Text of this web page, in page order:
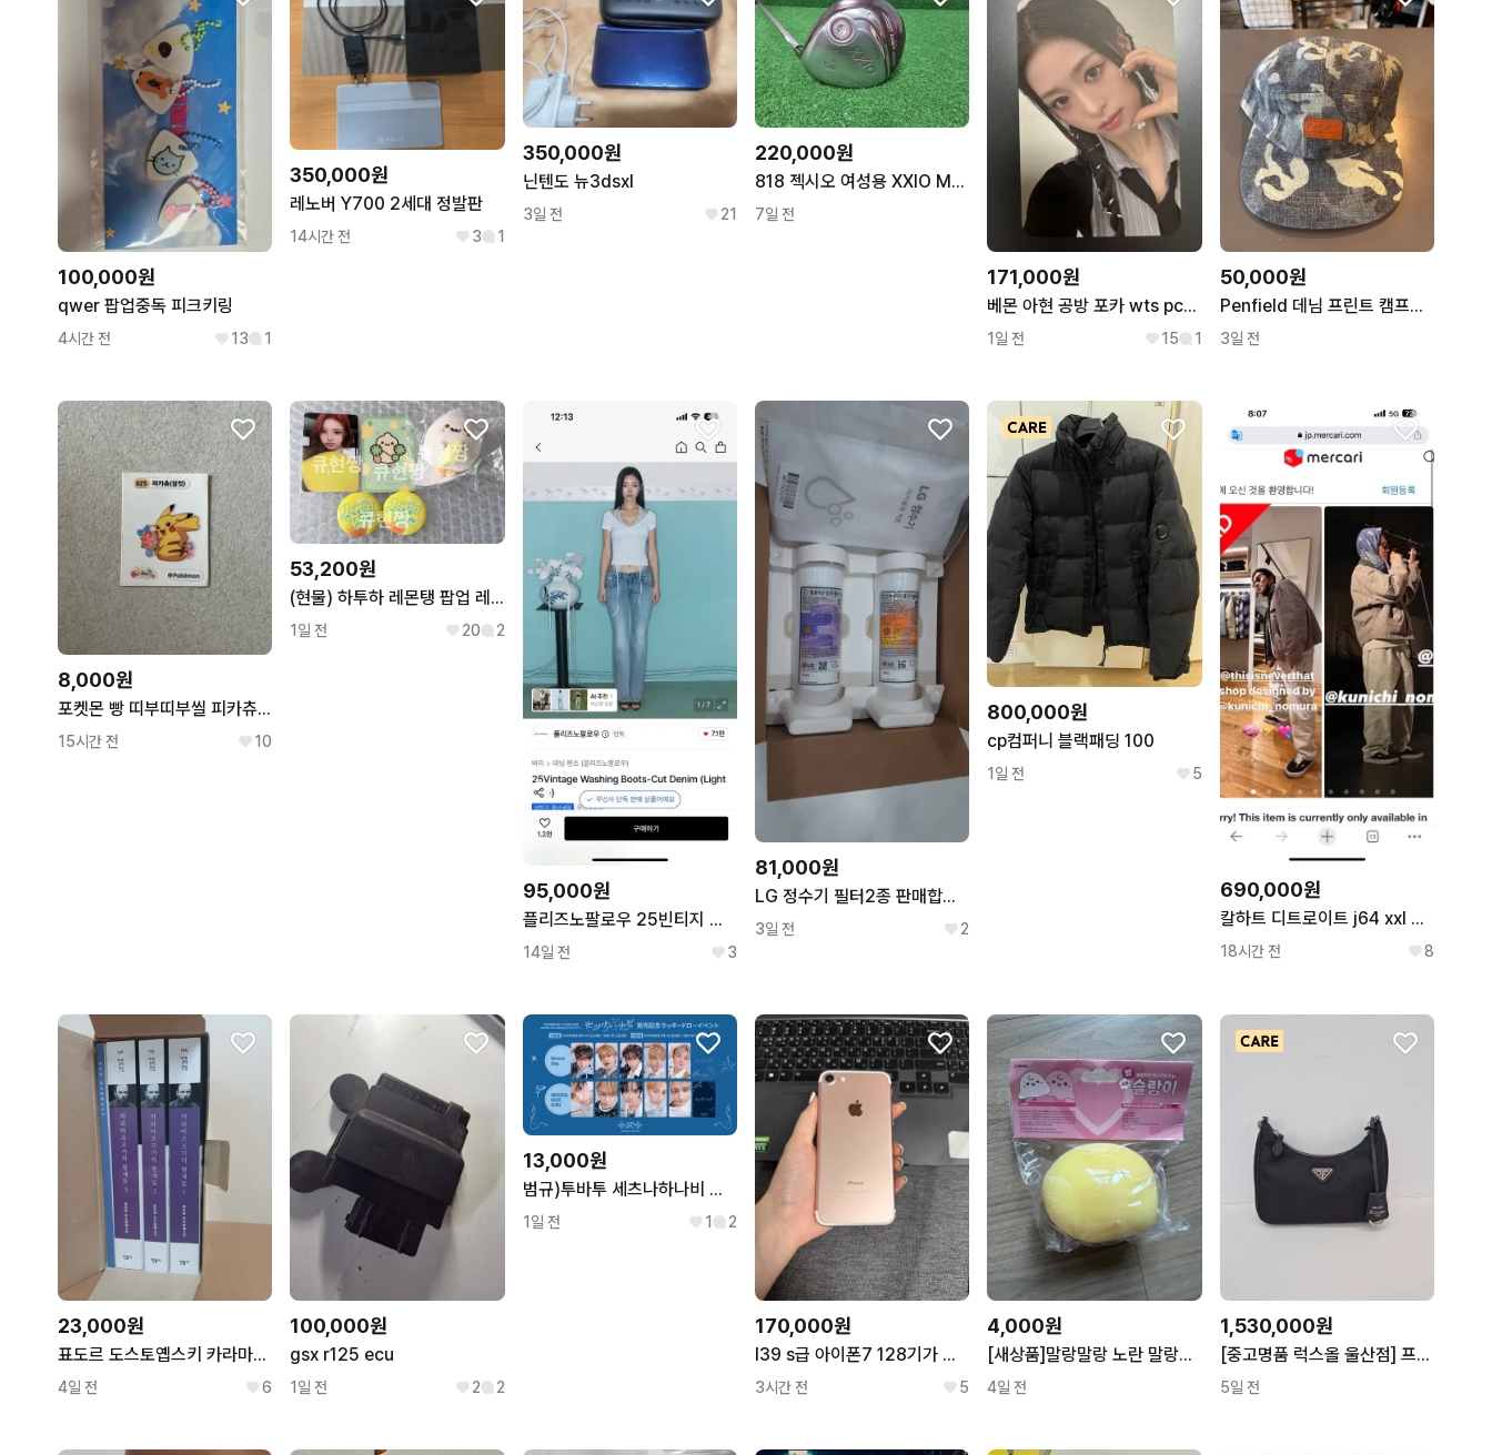
100,000원
qwer 팝업중독 피크키링
4시간 전 13 1
350,000원
레노버 Y700 2세대 정발판
14시간 전 3 1
350,000원
닌텐도 뉴3dsxl
3일 전 21
220,000원
818 젝시오 여성용 XXIO MP900 핑크 5번 20도 L 중고 우드
7일 전
171,000원
베몬 아현 공방 포카 wts pcs ahyoen BM Sheesh
1일 전 15 1
50,000원
Penfield 데님 프린트 캠프캡 (FREE)
3일 전
8,000원
포켓몬 빵 띠부띠부씰 피카츄 (암컷)
15시간 전 10
53,200원
(현물) 하투하 레몬탱 팝업 레몬 미니 인형 키링+7만원 입장 이안 포카
1일 전 20 2
95,000원
플리즈노팔로우 25빈티지 워싱 부츠컷 데님 연청
14일 전 3
81,000원
LG 정수기 필터2종 판매합니다 (중금속,바이러스)
3일 전 2
800,000원
cp컴퍼니 블랙패딩 100
1일 전 5
690,000원
칼하트 디트로이트 j64 xxl 판매합니다
18시간 전 8
23,000원
표도르 도스토옙스키 카라마조프가의 형제들 1-3 세트
4일 전 6
100,000원
gsx r125 ecu
1일 전 2 2
13,000원
범규)투바투 세츠나하나비 위버스 유니버셜 럭드 분철 연준수빈휴닝카이범규태현
1일 전 1 2
170,000원
I39 s급 아이폰7 128기가 유음
3시간 전 5
4,000원
[새상품]말랑말랑 노란 말랑이 슬랑이
4일 전
1,530,000원
[중고명품 럭스올 울산점] 프라다 리에디션 2005 리나일론 호보백 1BH204
5일 전